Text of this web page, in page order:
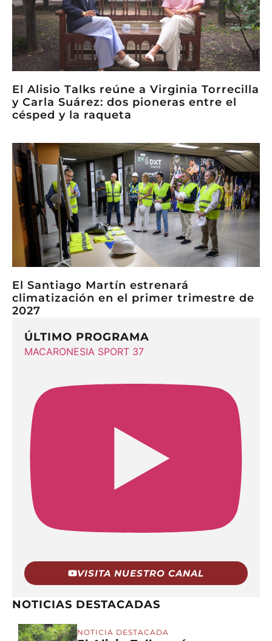
El Alisio Talks reúne a Virginia Torrecilla
y Carla Suárez: dos pioneras entre el
césped y la raqueta
El Santiago Martín estrenará
climatización en el primer trimestre de
2027
ÚLTIMO PROGRAMA
MACARONESIA SPORT 37
VISITA NUESTRO CANAL
NOTICIAS DESTACADAS
NOTICIA DESTACADA